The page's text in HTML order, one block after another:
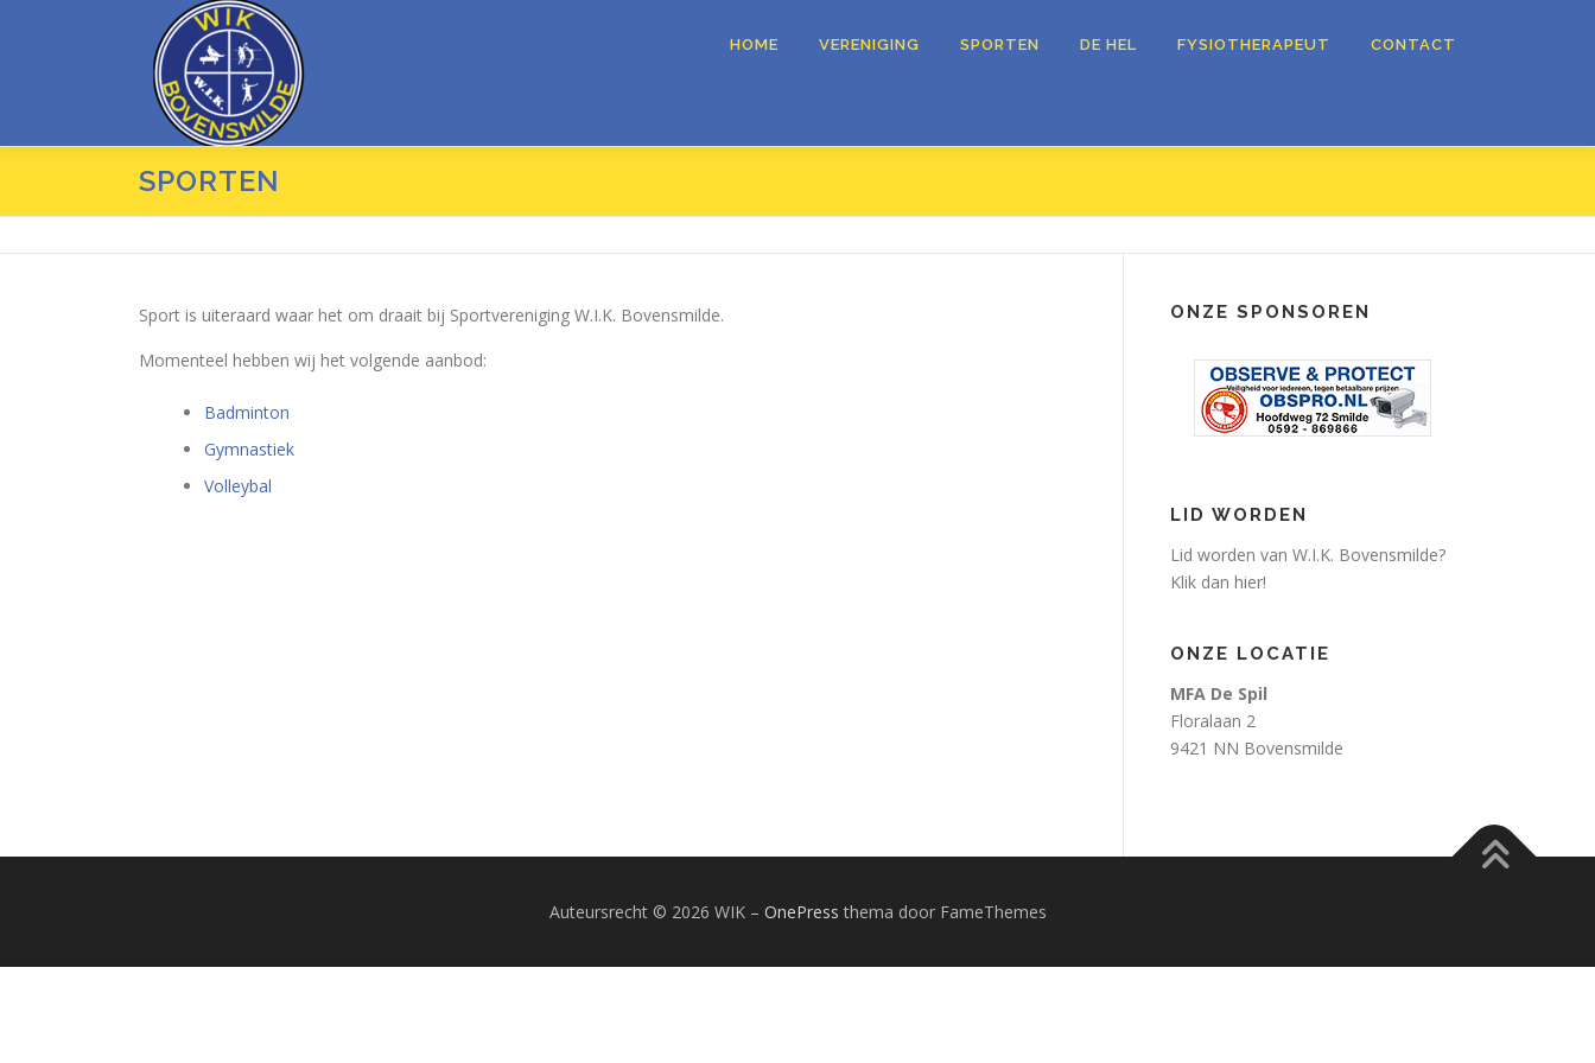
HOME VERENIGING SPORTEN DE HEL FYSIOTHERAPEUT CONTACT
SPORTEN
Sport is uiteraard waar het om draait bij Sportvereniging W.I.K. Bovensmilde.
Momenteel hebben wij het volgende aanbod:
Badminton
Gymnastiek
Volleybal
ONZE SPONSOREN
LID WORDEN
Lid worden van W.I.K. Bovensmilde?
Klik dan hier!
ONZE LOCATIE
MFA De Spil
Floralaan 2
9421 NN Bovensmilde
Auteursrecht © 2026 WIK – OnePress thema door FameThemes